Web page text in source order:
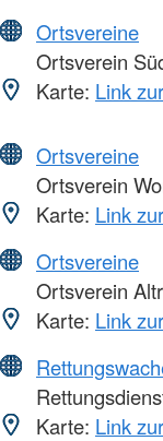
Ortsvereine
Ortsverein
Karte: Link
Ortsvereine
Ortsverein
Karte: Link
Ortsvereine
Ortsverein
Karte: Link
Karte: Link